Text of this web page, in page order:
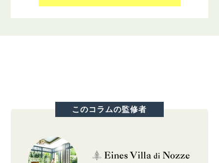
このコラムの監修者